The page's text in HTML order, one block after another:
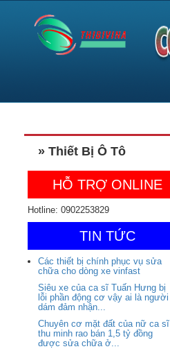
» Thiết Bị Ô Tô
HỖ TRỢ ONLINE
Hotline: 0902253829
TIN TỨC
Các thiết bị chính phục vụ sửa
chữa cho dòng xe vinfast
Siêu xe của ca sĩ Tuấn Hưng bị
lỗi phần động cơ vậy ai là người
dám đảm nhận...
Chuyên cơ mặt đất của nữ ca sĩ
thu minh rao bán 1,5 tỷ đồng
được sửa chữa ở...